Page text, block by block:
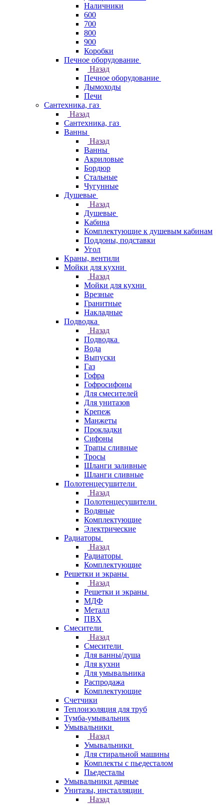
Наличники
600
700
800
900
Коробки
Печное оборудование
Назад
Печное оборудование
Дымоходы
Печи
Сантехника, газ
Назад
Сантехника, газ
Ванны
Назад
Ванны
Акриловые
Бордюр
Стальные
Чугунные
Душевые
Назад
Душевые
Кабина
Комплектующие к душевым кабинам
Поддоны, подставки
Угол
Краны, вентили
Мойки для кухни
Назад
Мойки для кухни
Врезные
Гранитные
Накладные
Подводка
Назад
Подводка
Вода
Выпуски
Газ
Гофра
Гофросифоны
Для смесителей
Для унитазов
Крепеж
Манжеты
Прокладки
Сифоны
Трапы сливные
Тросы
Шланги заливные
Шланги сливные
Полотенцесушители
Назад
Полотенцесушители
Водяные
Комплектующие
Электрические
Радиаторы
Назад
Радиаторы
Комплектующие
Решетки и экраны
Назад
Решетки и экраны
МДФ
Металл
ПВХ
Смесители
Назад
Смесители
Для ванны/душа
Для кухни
Для умывальника
Распродажа
Комплектующие
Счетчики
Теплоизоляция для труб
Тумба-умывальник
Умывальники
Назад
Умывальники
Для стиральной машины
Комплекты с пьедесталом
Пьедесталы
Умывальники дачные
Унитазы, инсталляции
Назад